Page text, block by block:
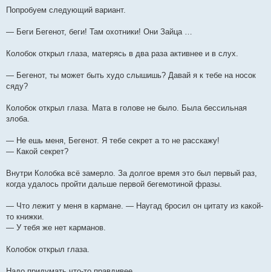
Попробуем следующий вариант.
— Беги Бегенот, беги! Там охотники! Они Зайца …
Колобок открыл глаза, матерясь в два раза активнее и в слух.
— Бегенот, ты может быть худо слышишь? Давай я к тебе на носок
сяду?
Колобок открыл глаза. Мата в голове не было. Была бессильная
злоба.
— Не ешь меня, Бегенот. Я тебе секрет а то не расскажу!
— Какой секрет?
Внутри Колобка всё замерло. За долгое время это был первый раз,
когда удалось пройти дальше первой бегемотиной фразы.
— Что лежит у меня в кармане. — Наугад бросил он цитату из какой-
то книжки.
— У тебя же нет карманов.
Колобок открыл глаза.